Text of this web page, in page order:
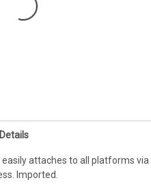
easily attaches to all platforms
Imported.